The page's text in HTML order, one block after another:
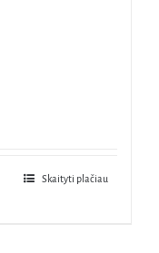
Skaityti plačiau